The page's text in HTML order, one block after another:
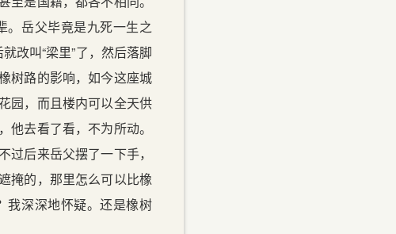
。岳父毕竟是九死一生之
改叫“梁里”了，然后落脚
树路的影响，如今这座城
园，而且楼内可以全天供
去看了看，不为所动。
后来岳父摆了一下手，
掩的，那里怎么可以比橡
我深深地怀疑。还是橡树